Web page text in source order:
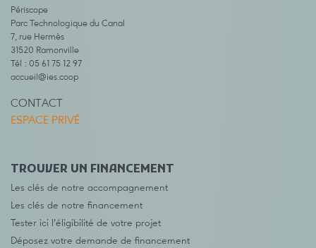
Périscope
Parc Technologique du Canal
7, rue Hermès
31520 Ramonville
Tél : 05 61 75 12 97
accueil@ies.coop
CONTACT
ESPACE PRIVÉ
TROUVER UN FINANCEMENT
Les clés de notre accompagnement
Les clés de notre financement
Tester ici l’éligibilité de votre projet
Déposez votre demande de financement